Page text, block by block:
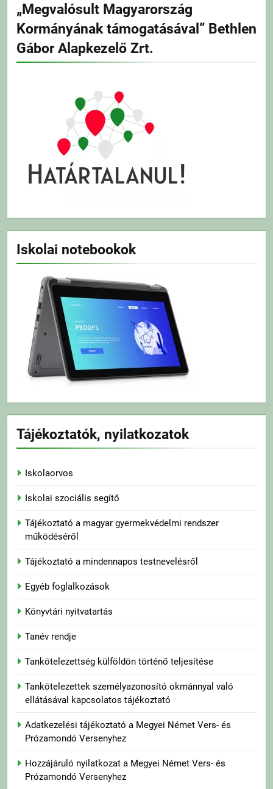
„Megvalósult Magyarország
Kormányának támogatásával” Bethlen
Gábor Alapkezelő Zrt.
Iskolai notebookok
Tájékoztatók, nyilatkozatok
Iskolaorvos
Iskolai szociális segítő
Tájékoztató a magyar gyermekvédelmi rendszer
működéséről
Tájékoztató a mindennapos testnevelésről
Egyéb foglalkozások
Könyvtári nyitvatartás
Tanév rendje
Tankötelezettség külföldön történő teljesítése
Tankötelezettek személyazonosító okmánnyal való
ellátásával kapcsolatos tájékoztató
Adatkezelési tájékoztató a Megyei Német Vers- és
Prózamondó Versenyhez
Hozzájáruló nyilatkozat a Megyei Német Vers- és
Prózamondó Versenyhez